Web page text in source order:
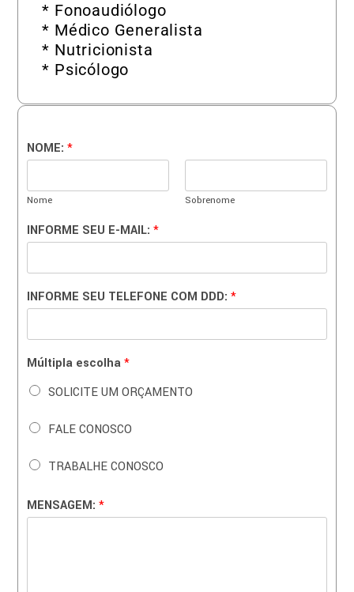
* Fonoaudiólogo
* Médico Generalista
* Nutricionista
* Psicólogo
NOME:*
Nome Sobrenome
INFORME SEU E-MAIL:*
INFORME SEU TELEFONE COM DDD:*
Múltipla escolha*
SOLICITE UM ORÇAMENTO
FALE CONOSCO
TRABALHE CONOSCO
MENSAGEM:*